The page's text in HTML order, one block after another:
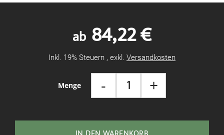
Menge - +
ab 84,22 €
Inkl. 19% Steuern , exkl. Versandkosten